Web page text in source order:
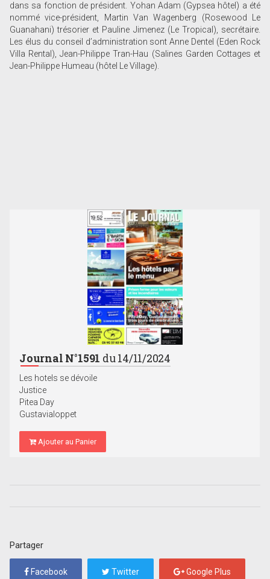
dans sa fonction de président. Yohan Adam (Gypsea hôtel) a été
nommé vice-président, Martin Van Wagenberg (Rosewood Le
Guanahani) trésorier et Pauline Jimenez (Le Tropical), secrétaire.
Les élus du conseil d’administration sont Anne Dentel (Eden Rock
Villa Rental), Jean-Philippe Tran-Hau (Salines Garden Cottages et
Jean-Philippe Humeau (hôtel Le Village).
Journal N°1591 du 14/11/2024
Les hotels se dévoile
Justice
Pitea Day
Gustavialoppet
Ajouter au Panier
Partager
Facebook Twitter Google Plus